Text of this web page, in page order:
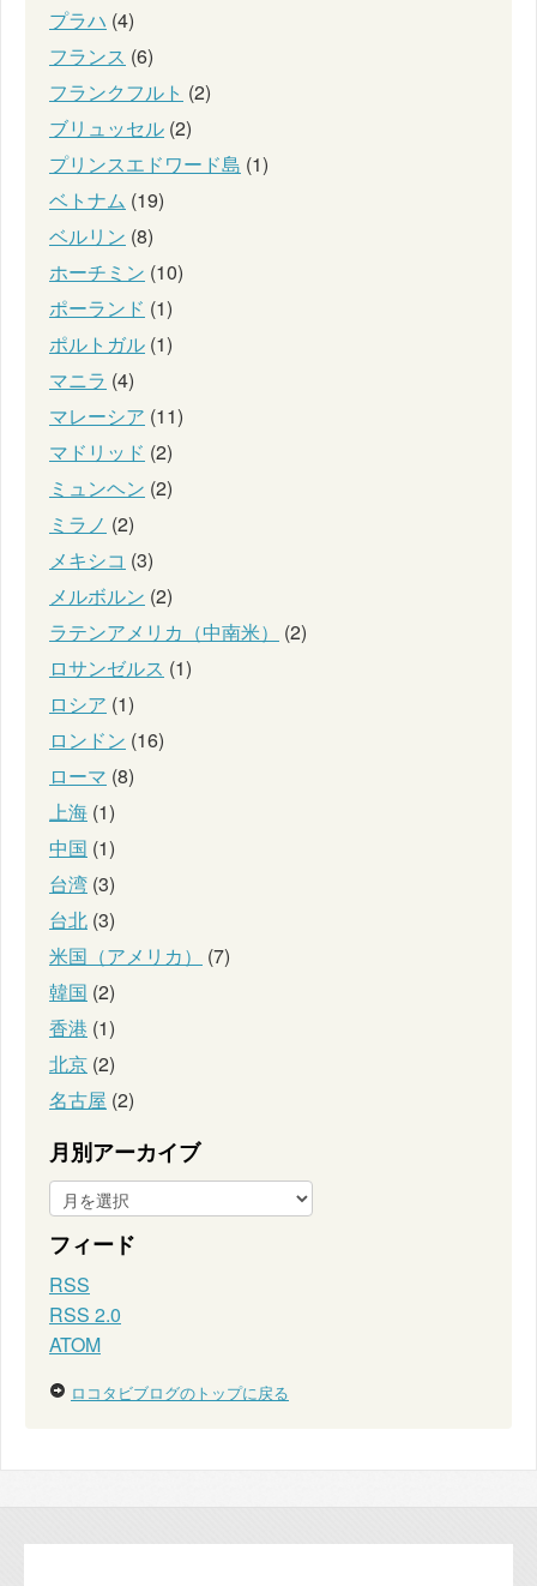
プラハ (4)
フランス (6)
フランクフルト (2)
ブリュッセル (2)
プリンスエドワード島 (1)
ベトナム (19)
ベルリン (8)
ホーチミン (10)
ポーランド (1)
ポルトガル (1)
マニラ (4)
マレーシア (11)
マドリッド (2)
ミュンヘン (2)
ミラノ (2)
メキシコ (3)
メルボルン (2)
ラテンアメリカ（中南米）
(2)
ロサンゼルス (1)
ロシア (1)
ロンドン (16)
ローマ (8)
上海 (1)
中国 (1)
台湾 (3)
台北 (3)
米国（アメリカ）
(7)
韓国 (2)
香港 (1)
北京 (2)
名古屋 (2)
月別アーカイブ
フィード
RSS
RSS 2.0
ATOM
ロコタビブログのトップに戻る